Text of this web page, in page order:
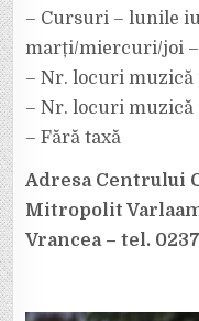
– Cursuri – lunile
marți/miercuri/joi –
– Nr. locuri muzică
– Nr. locuri muzică
– Fără taxă
Adresa Centrului
Mitropolit
Vrancea – tel.